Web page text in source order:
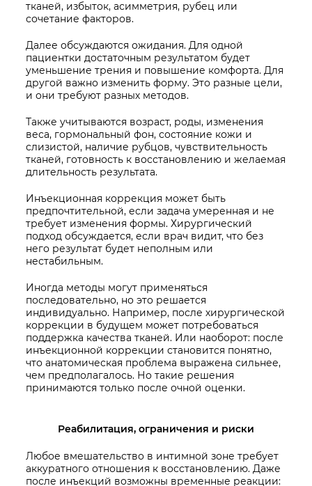
тканей, избыток, асимметрия, рубец или
сочетание факторов.
Далее обсуждаются ожидания. Для одной
пациентки достаточным результатом будет
уменьшение трения и повышение комфорта. Для
другой важно изменить форму. Это разные цели,
и они требуют разных методов.
Также учитываются возраст, роды, изменения
веса, гормональный фон, состояние кожи и
слизистой, наличие рубцов, чувствительность
тканей, готовность к восстановлению и желаемая
длительность результата.
Инъекционная коррекция может быть
предпочтительной, если задача умеренная и не
требует изменения формы. Хирургический
подход обсуждается, если врач видит, что без
него результат будет неполным или
нестабильным.
Иногда методы могут применяться
последовательно, но это решается
индивидуально. Например, после хирургической
коррекции в будущем может потребоваться
поддержка качества тканей. Или наоборот: после
инъекционной коррекции становится понятно,
что анатомическая проблема выражена сильнее,
чем предполагалось. Но такие решения
принимаются только после очной оценки.
Реабилитация, ограничения и риски
Любое вмешательство в интимной зоне требует
аккуратного отношения к восстановлению. Даже
после инъекций возможны временные реакции: